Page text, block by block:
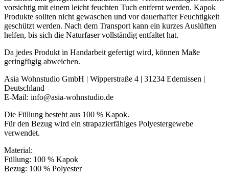
vorsichtig mit einem leicht feuchten Tuch entfernt werden. Kapok
Produkte sollten nicht gewaschen und vor dauerhafter Feuchtigkeit
geschützt werden. Nach dem Transport kann ein kurzes Auslüften
helfen, bis sich die Naturfaser vollständig entfaltet hat.
Da jedes Produkt in Handarbeit gefertigt wird, können Maße
geringfügig abweichen.
Asia Wohnstudio GmbH | Wipperstraße 4 | 31234 Edemissen |
Deutschland
E-Mail: info@asia-wohnstudio.de
Die Füllung besteht aus 100 % Kapok.
Für den Bezug wird ein strapazierfähiges Polyestergewebe
verwendet.
Material:
Füllung: 100 % Kapok
Bezug: 100 % Polyester